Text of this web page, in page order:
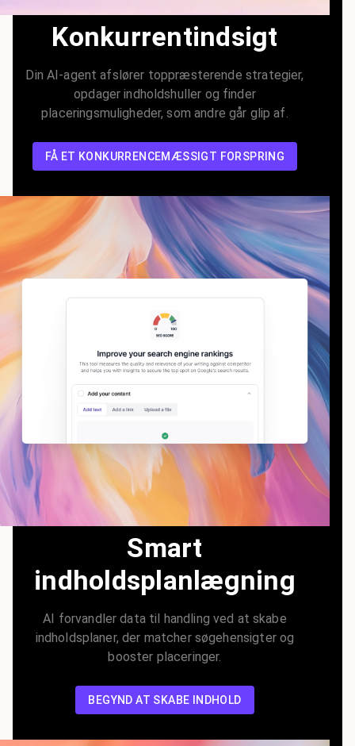
Konkurrentindsigt
Din AI-agent afslører toppræsterende strategier,
opdager indholdshuller og finder
placeringsmuligheder, som andre går glip af.
FÅ ET KONKURRENCEMÆSSIGT FORSPRING
Smart
indholdsplanlægning
AI forvandler data til handling ved at skabe
indholdsplaner, der matcher søgehensigter og
booster placeringer.
BEGYND AT SKABE INDHOLD